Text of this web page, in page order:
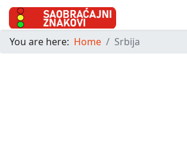
You are here: Home Srbija